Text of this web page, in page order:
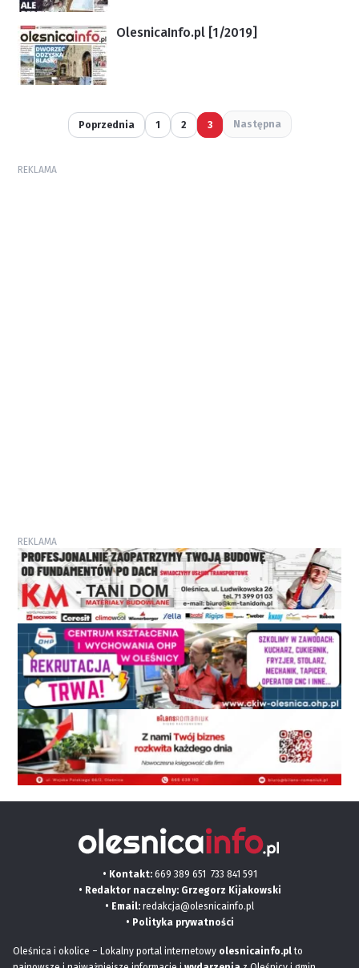
OlesnicaInfo.pl [1/2019]
Poprzednia 1 2 3 Następna
REKLAMA
REKLAMA
• Kontakt: 669 389 651 733 841 591
• Redaktor naczelny: Grzegorz Kijakowski
• Email: redakcja@olesnicainfo.pl
• Polityka prywatności
Oleśnica i okolice – Lokalny portal internetowy olesnicainfo.plto